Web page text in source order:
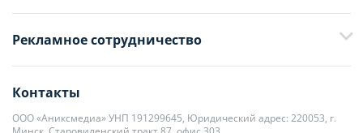
+375 33 376-13-70
editor@domovita.by
Мы принимаем звонки и отвечаем на письма в будние дни с 9:00 до
Рекламное сотрудничество
kb@domovita.by
+375 29 179-11-28 Владислав Гладченко
Контакты
ООО «Аниксмедиа» УНП 191299645, Юридический адрес: 220053, г.